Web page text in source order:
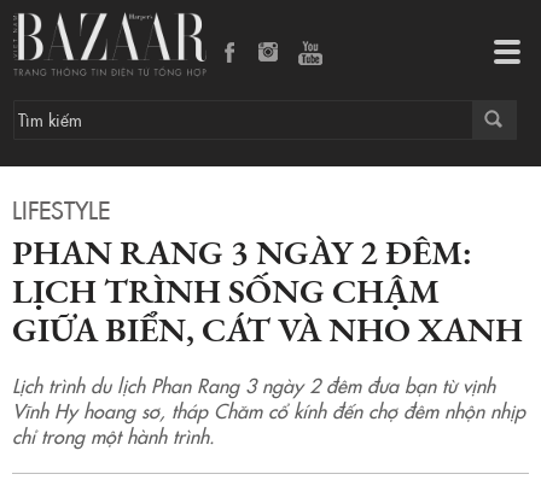
LIFESTYLE
PHAN RANG 3 NGÀY 2 ĐÊM:
LỊCH TRÌNH SỐNG CHẬM
GIỮA BIỂN, CÁT VÀ NHO XANH
Lịch trình du lịch Phan Rang 3 ngày 2 đêm đưa bạn từ vịnh
Vĩnh Hy hoang sơ, tháp Chăm cổ kính đến chợ đêm nhộn nhịp
chỉ trong một hành trình.